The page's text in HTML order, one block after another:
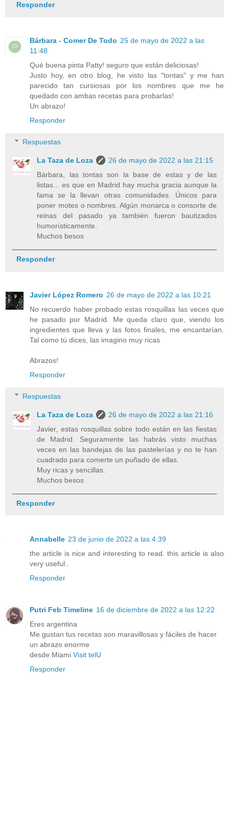
Responder
Bárbara - Comer De Todo 25 de mayo de 2022 a las
11:48
Qué buena pinta Patty! seguro que están deliciosas!
Justo hoy, en otro blog, he visto las "tontas" y me han
parecido tan cursiosas por los nombres que me he
quedado con ambas recetas para probarlas!
Un abrazo!
Responder
Respuestas
La Taza de Loza
26 de mayo de 2022 a las 21:15
Bárbara, las tontas son la base de estas y de las
listas... es que en Madrid hay mucha gracia aunque la
fama se la llevan otras comunidades. Únicos para
poner motes o nombres. Algún monarca o consorte de
reinas del pasado ya también fueron bautizados
humorísticamente.
Muchos besos
Responder
Javier López Romero 26 de mayo de 2022 a las 10:21
No recuerdo haber probado estas rosquillas las veces que
he pasado por Madrid. Me queda claro que, viendo los
ingredientes que lleva y las fotos finales, me encantarían.
Tal como tú dices, las imagino muy ricas
Abrazos!
Responder
Respuestas
La Taza de Loza
26 de mayo de 2022 a las 21:16
Javier, estas rosquillas sobre todo están en las fiestas
de Madrid. Seguramente las habrás visto muchas
veces en las bandejas de las pastelerías y no te han
cuadrado para comerte un puñado de ellas.
Muy ricas y sencillas.
Muchos besos
Responder
Annabelle 23 de junio de 2022 a las 4:39
the article is nice and interesting to read. this article is also
very useful
Responder
Putri Feb Timeline 16 de diciembre de 2022 a las 12:22
Eres argentina
Me gustan tus recetas son maravillosas y fáciles de hacer
un abrazo enorme
desde Miami Visit telU
Responder